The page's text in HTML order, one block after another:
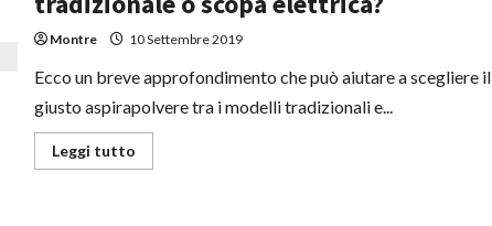
migliore
un
soddisfacente
Montre 10 Settembre 2019
Ecco un breve approfondimento che può aiutare a scegliere il
giusto aspirapolvere tra i modelli tradizionali e...
Leggi tuttoLeggi
di